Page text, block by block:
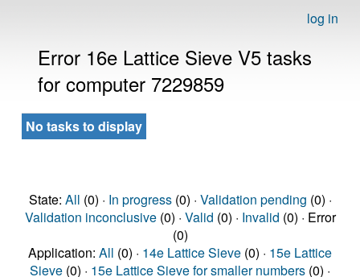
log in
Error 16e Lattice Sieve V5 tasks
for computer 7229859
No tasks to display
State: All (0) · In progress(0) · Validation pending (0) ·
Validation inconclusive(0) · Valid (0) · Invalid (0) · Error
(0)
Application: All (0) · 14e Lattice Sieve (0) · 15e Lattice
Sieve (0) · 15e Lattice Sieve for smaller numbers (0) ·